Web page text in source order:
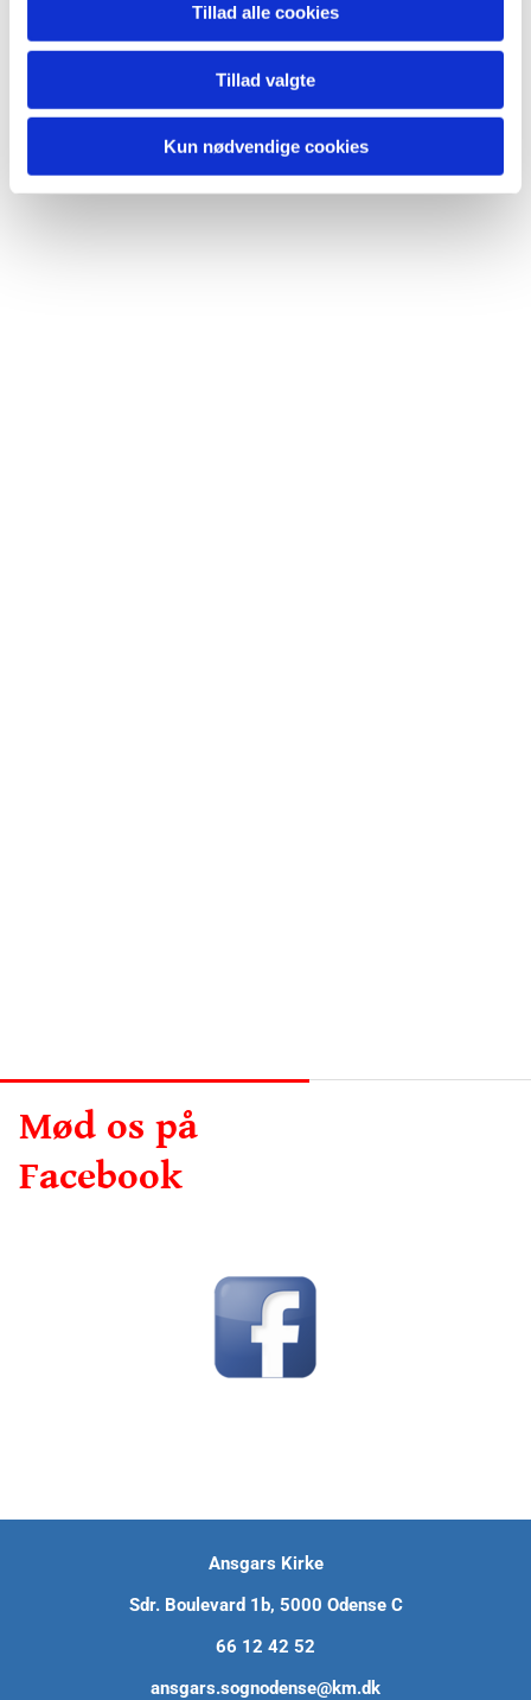
Tillad alle cookies
Tillad valgte
Kun nødvendige cookies
Mød os på
Facebook
Ansgars Kirke
Sdr. Boulevard 1b, 5000 Odense C
66 12 42 52
ansgars.sognodense@km.dk